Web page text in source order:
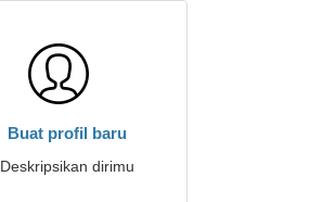
Buat profil baru
Deskripsikan dirimu